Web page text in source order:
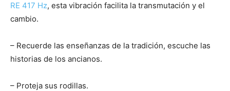
RE 417 Hz, esta vibración facilita la transmutación y el
cambio.
– Recuerde las enseñanzas de la tradición, escuche las
historias de los ancianos.
– Proteja sus rodillas.